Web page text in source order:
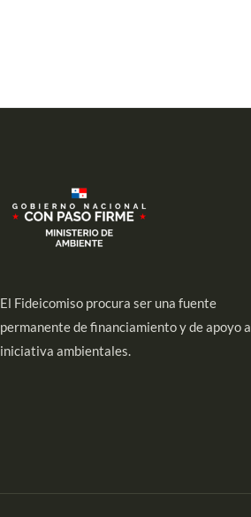
El Fideicomiso procura ser una fuente
permanente de financiamiento y de apoyo a
iniciativa ambientales.